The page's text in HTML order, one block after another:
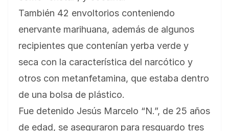
También 42 envoltorios conteniendo
enervante marihuana, además de algunos
recipientes que contenían yerba verde y
seca con la característica del narcótico y
otros con metanfetamina, que estaba dentro
de una bolsa de plástico.
Fue detenido Jesús Marcelo “N.”, de 25 años
de edad, se aseguraron para resguardo tres